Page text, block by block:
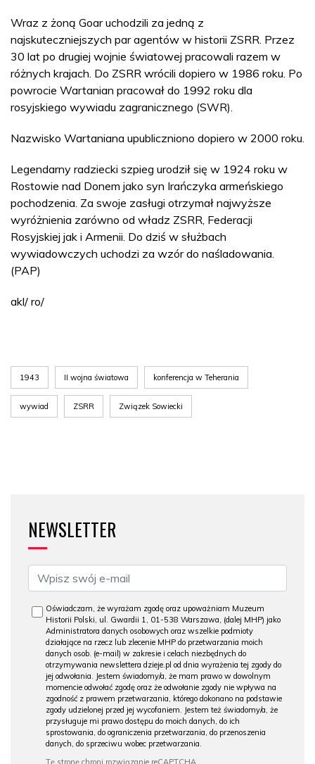
Wraz z żoną Goar uchodzili za jedną z
najskuteczniejszych par agentów w historii ZSRR. Przez
30 lat po drugiej wojnie światowej pracowali razem w
różnych krajach. Do ZSRR wrócili dopiero w 1986 roku. Po
powrocie Wartanian pracował do 1992 roku dla
rosyjskiego wywiadu zagranicznego (SWR).
Nazwisko Wartaniana upubliczniono dopiero w 2000 roku.
Legendarny radziecki szpieg urodził się w 1924 roku w
Rostowie nad Donem jako syn Irańczyka armeńskiego
pochodzenia. Za swoje zasługi otrzymał najwyższe
wyróżnienia zarówno od władz ZSRR, Federacji
Rosyjskiej jak i Armenii. Do dziś w służbach
wywiadowczych uchodzi za wzór do naśladowania.
(PAP)
akl/ ro/
1943 II wojna światowa konferencja w Teherania
wywiad ZSRR Związek Sowiecki
NEWSLETTER
Oświadczam, że wyrażam zgodę oraz upoważniam Muzeum
Historii Polski, ul. Gwardii 1, 01-538 Warszawa, (dalej MHP) jako
Administratora danych osobowych oraz wszelkie podmioty
działające na rzecz lub zlecenie MHP do przetwarzania moich
danych osob. (e-mail) w zakresie i celach niezbędnych do
otrzymywania newslettera dzieje.pl od dnia wyrażenia tej zgody do
jej odwołania. Jestem świadomy/a, że mam prawo w dowolnym
momencie odwołać zgodę oraz że odwołanie zgody nie wpływa na
zgodność z prawem przetwarzania, którego dokonano na podstawie
zgody udzielonej przed jej wycofaniem. Jestem też świadomy/a, że
przysługuje mi prawo dostępu do moich danych, do ich
sprostowania, do ograniczenia przetwarzania, do przenoszenia
danych, do sprzeciwu wobec przetwarzania.